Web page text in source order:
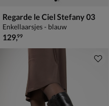
Regarde le Ciel Stefany 03
Enkellaarsjes - blauw
€ 129,99
129,99